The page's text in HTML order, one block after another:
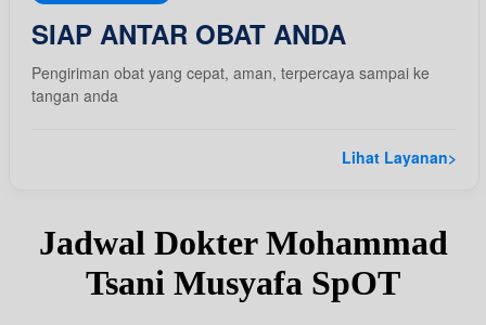
SIAP ANTAR OBAT ANDA
Pengiriman obat yang cepat, aman, terpercaya sampai ke
tangan anda
Lihat Layanan>
Jadwal Dokter Mohammad
Tsani Musyafa SpOT